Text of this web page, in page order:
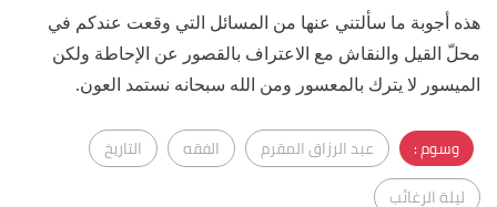
هذه أجوبة ما سألتني عنها من المسائل التي وقعت عندكم في
محلّ القيل والنقاش مع الاعتراف بالقصور عن الإحاطة ولكن
الميسور لا يترك بالمعسور ومن الله سبحانه نستمد العون.
وسوم : عبد الرزاق المقرم الفقه
التاريخ
ليلة الرغائب